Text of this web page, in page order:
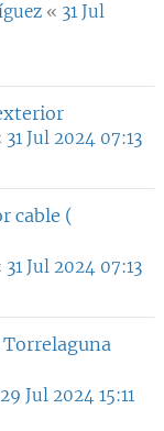
« 31 Jul
31 Jul 2024 07:13
cable (
31 Jul 2024 07:13
Torrelaguna
29 Jul 2024 15:11